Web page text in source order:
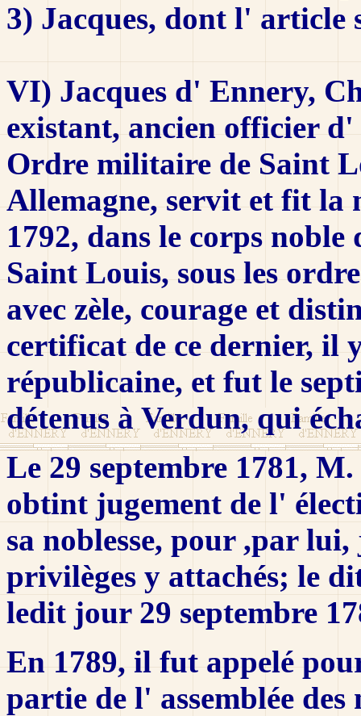
3) Jacques, dont l' article
VI) Jacques d' Ennery,
existant, ancien officier
Ordre militaire de Saint
Allemagne, servit et fit la
1792, dans le corps
Saint Louis, sous les
avec zèle, courage et
certificat de ce dernier, il
républicaine, et fut le
détenus à Verdun, qui
Le 29 septembre 1781,
obtint jugement de l'
sa noblesse, pour ,par
privilèges y attachés; le
ledit jour 29 septembre
En 1789, il fut appelé
partie de l' assemblée